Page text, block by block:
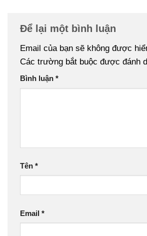
Để lại một bình luận
Email của bạn sẽ không được
Các trường bắt buộc được đánh
Bình luận *
Tên *
Email *